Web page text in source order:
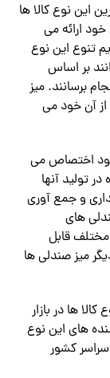
این نوع کالا ها
ارائه می
تنوع این نوع
بر اساس
برسانند. میز
از آن خود می
اختصاص می
تولید آنها
و جمع آوری
های
قابل
میز صندلی ها
ها در بازار
های این نوع
کشور